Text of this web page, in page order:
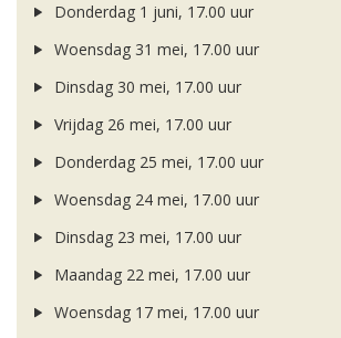
Donderdag 1 juni, 17.00 uur
Woensdag 31 mei, 17.00 uur
Dinsdag 30 mei, 17.00 uur
Vrijdag 26 mei, 17.00 uur
Donderdag 25 mei, 17.00 uur
Woensdag 24 mei, 17.00 uur
Dinsdag 23 mei, 17.00 uur
Maandag 22 mei, 17.00 uur
Woensdag 17 mei, 17.00 uur